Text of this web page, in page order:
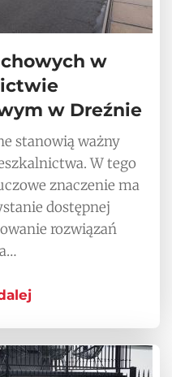
w
w Dreźnie
stanowią ważny
W tego
znaczenie ma
dostępnej
rozwiązań